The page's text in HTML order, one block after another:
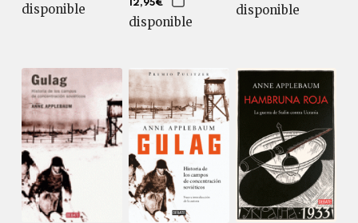
disponible 12,95€
disponible
disponible